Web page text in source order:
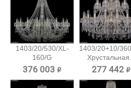
1403/20/530/XL-
160/G
Хрустальная...
376 003 ₽
1403/20+10/
Хрустальная...
277 442 ₽